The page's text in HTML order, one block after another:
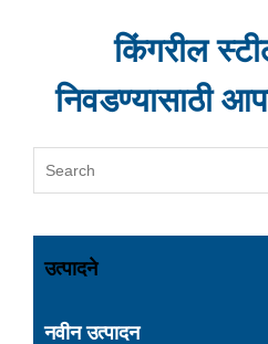
किंगरील
निवडण्यासाठी
उत्पादने
नवीन उत्पादन